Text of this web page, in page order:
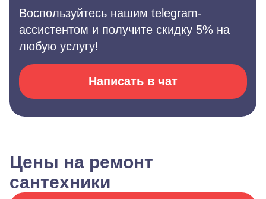
Воспользуйтесь нашим telegram-
ассистентом и получите скидку 5% на
любую услугу!
Написать в чат
Цены на ремонт
сантехники